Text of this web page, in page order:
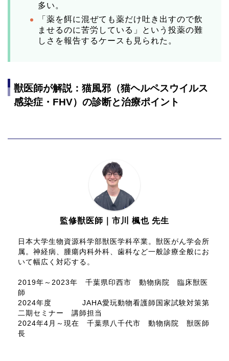
多い。
「薬を餌に混ぜても薬だけ吐き出すので飲
ませるのに苦労している」という投薬の難
しさを報告するケースも見られた。
獣医師が解説：猫風邪（猫ヘルペスウイルス
感染症・FHV）の診断と治療ポイント
監修獣医師｜市川 楓也 先生
日本大学生物資源科学部獣医学科卒業。獣医がん学会所
属。神経病、腫瘍内科外科、歯科など一般診療全般にお
いて幅広く対応する。
2019年～2023年 千葉県印西市 動物病院 臨床獣医
師
2024年度 JAHA愛玩動物看護師国家試験対策第
二期セミナー 講師担当
2024年4月～現在 千葉県八千代市 動物病院 獣医師
長